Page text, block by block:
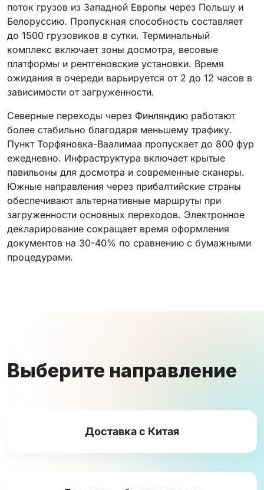
поток грузов из Западной Европы через Польшу и
Белоруссию. Пропускная способность составляет
до 1500 грузовиков в сутки. Терминальный
комплекс включает зоны досмотра, весовые
платформы и рентгеновские установки. Время
ожидания в очереди варьируется от 2 до 12 часов в
зависимости от загруженности.
Северные переходы через Финляндию работают
более стабильно благодаря меньшему трафику.
Пункт Торфяновка-Ваалимаа пропускает до 800 фур
ежедневно. Инфраструктура включает крытые
павильоны для досмотра и современные сканеры.
Южные направления через прибалтийские страны
обеспечивают альтернативные маршруты при
загруженности основных переходов. Электронное
декларирование сокращает время оформления
документов на 30-40% по сравнению с бумажными
процедурами.
Выберите направление
Доставка с Китая